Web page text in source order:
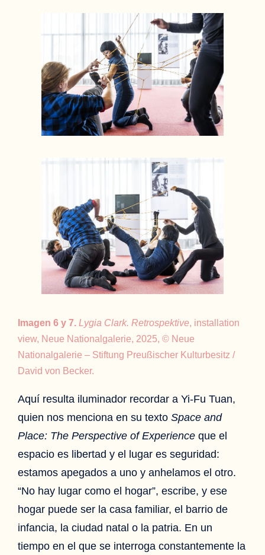
Imagen 6 y 7. Lygia Clark. Retrospektive, installation
view, Neue Nationalgalerie, 2025, © Neue
Nationalgalerie – Stiftung Preußischer Kulturbesitz /
David von Becker.
Aquí resulta iluminador recordar a Yi-Fu Tuan,
quien nos menciona en su textoSpace and
Place: The Perspective of Experience que el
espacio es libertad y el lugar es seguridad:
estamos apegados a uno y anhelamos el otro.
“No hay lugar como el hogar”, escribe, y ese
hogar puede ser la casa familiar, el barrio de
infancia, la ciudad natal o la patria. En un
tiempo en el que se interroga constantemente la